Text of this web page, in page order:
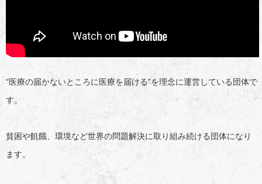
“医療の届かないところに医療を届ける”を理念に運営している団体で
す。
貧困や飢餓、環境など世界の問題解決に取り組み続ける団体になり
ます。